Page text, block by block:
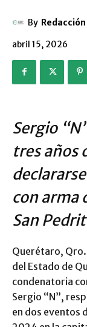
By Redacción
abril 15, 2026
Sergio
tres años
con arma
San
Querétaro, Qro.
del Estado de
condenatoria
Sergio “N”,
en dos eventos